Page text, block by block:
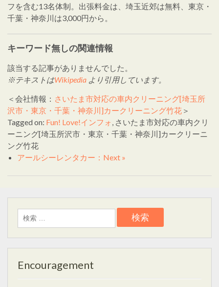
フを含む13名体制。出張料金は、埼玉近郊は無料、東京・
千葉・神奈川は3,000円から。
キーワード無しの関連情報
該当する記事がありませんでした。
※テキストはWikipedia より引用しています。
＜会社情報： さいたま市対応の車内クリーニング[埼玉所
沢市・東京・千葉・神奈川]カークリーニング竹花 ＞
Tagged on: Fun! Love!インフォ , さいたま市対応の車内クリ
ーニング[埼玉所沢市・東京・千葉・神奈川]カークリーニ
ング竹花
アールシーレンタカー：Next »
検
索:
Encouragement